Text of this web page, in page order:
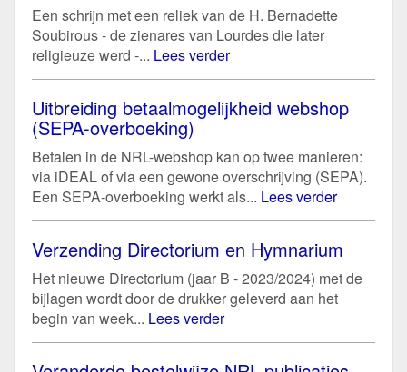
Een schrijn met een reliek van de H. Bernadette
Soubirous - de zienares van Lourdes die later
religieuze werd -... Lees verder
Uitbreiding betaalmogelijkheid webshop
(SEPA-overboeking)
Betalen in de NRL-webshop kan op twee manieren:
via iDEAL of via een gewone overschrijving (SEPA).
Een SEPA-overboeking werkt als... Lees verder
Verzending Directorium en Hymnarium
Het nieuwe Directorium (jaar B - 2023/2024) met de
bijlagen wordt door de drukker geleverd aan het
begin van week... Lees verder